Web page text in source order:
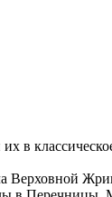
в
Верховной